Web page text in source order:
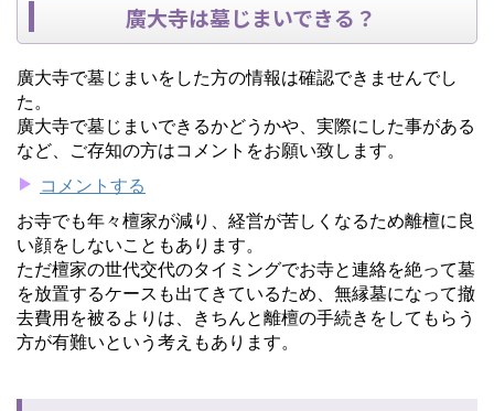
廣大寺は墓じまいできる？
廣大寺で墓じまいをした方の情報は確認できませんでし
た。
廣大寺で墓じまいできるかどうかや、実際にした事がある
など、ご存知の方はコメントをお願い致します。
コメントする
お寺でも年々檀家が減り、経営が苦しくなるため離檀に良
い顔をしないこともあります。
ただ檀家の世代交代のタイミングでお寺と連絡を絶って墓
を放置するケースも出てきているため、無縁墓になって撤
去費用を被るよりは、きちんと離檀の手続きをしてもらう
方が有難いという考えもあります。